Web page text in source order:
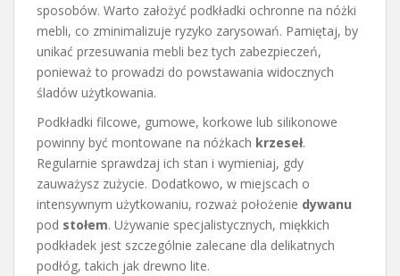
sposobów. Warto założyć podkładki ochronne na nóżki
mebli, co zminimalizuje ryzyko zarysowań. Pamiętaj, by
unikać przesuwania mebli bez tych zabezpieczeń,
ponieważ to prowadzi do powstawania widocznych
śladów użytkowania.
Podkładki filcowe, gumowe, korkowe lub silikonowe
powinny być montowane na nóżkach krzeseł.
Regularnie sprawdzaj ich stan i wymieniaj, gdy
zauważysz zużycie. Dodatkowo, w miejscach o
intensywnym użytkowaniu, rozważ położenie dywanu
pod stołem. Używanie specjalistycznych, miękkich
podkładek jest szczególnie zalecane dla delikatnych
podłóg, takich jak drewno lite.